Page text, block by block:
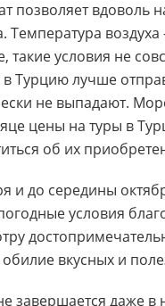
позволяет вдоволь
Температура
условия не
в Турцию лучше
не выпадают.
цены на туры в
об их
и до середины
условия
вкусных и
завершается даже в